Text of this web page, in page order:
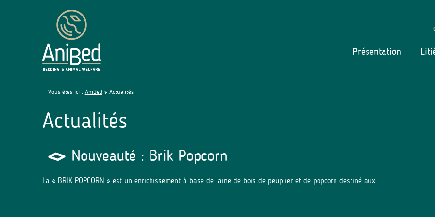
Présentation
Vous êtes ici : AniBed» Actualités
Actualités
Nouveauté : Brik Popcorn
La « BRIK POPCORN » est un enrichissement à base de laine de bois de peuplier et de popcorn destiné aux…